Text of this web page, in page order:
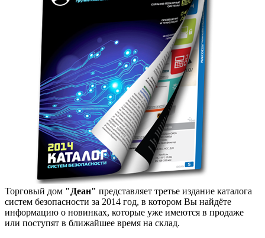
Торговый дом "Деан" представляет третье издание каталога
систем безопасности за 2014 год, в котором Вы найдёте
информацию о новинках, которые уже имеются в продаже
или поступят в ближайшее время на склад.